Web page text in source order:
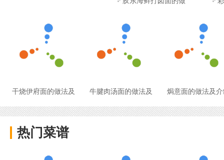
干烧伊府面的做法及 牛腱肉汤面的做法及 焗意面的做法及
热门菜谱